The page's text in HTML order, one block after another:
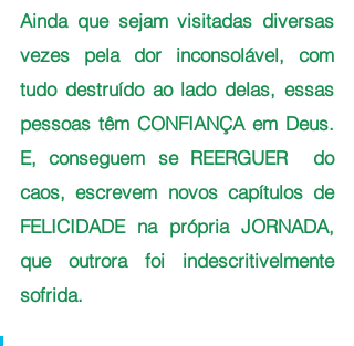
Ainda que sejam visitadas diversas
vezes pela dor inconsolável, com
tudo destruído ao lado delas, essas
pessoas têm CONFIANÇA em Deus.
E, conseguem se REERGUER  do
caos, escrevem novos capítulos de
FELICIDADE na própria JORNADA,
que outrora foi indescritivelmente
sofrida.